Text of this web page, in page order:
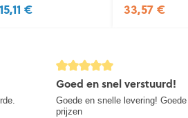
15,11 € 33,57 €
de 5 sur 5 étoilesÉvaluation avec une note de
Goed en snel verstuurd!
Goede en snelle levering! Goede
prijzen